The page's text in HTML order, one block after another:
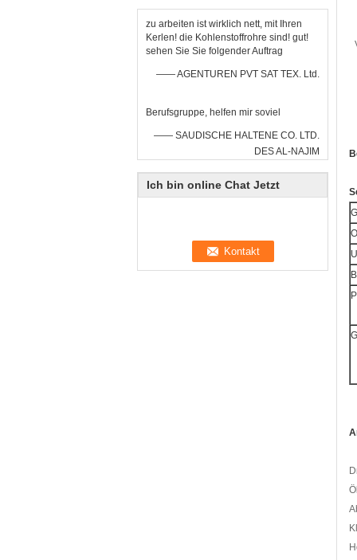
zu arbeiten ist wirklich nett, mit Ihren
Kerlen! die Kohlenstoffrohre sind! gut!
sehen Sie Sie folgender Auftrag
—— AGENTUREN PVT SAT TEX. Ltd.
Berufsgruppe, helfen mir soviel
—— SAUDISCHE HALTENE CO. LTD.
DES AL-NAJIM
Ich bin online Chat Jetzt